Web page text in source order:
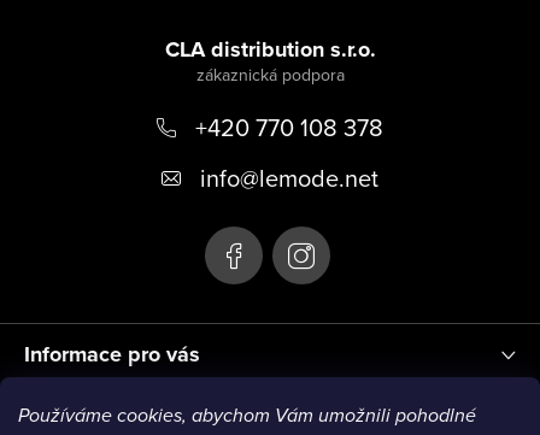
Používáme cookies, abychom Vám umožnili pohodlné
Informace pro vás
CLA distribution s.r.o.
+420 770 108 378
info@lemode.net
Blog